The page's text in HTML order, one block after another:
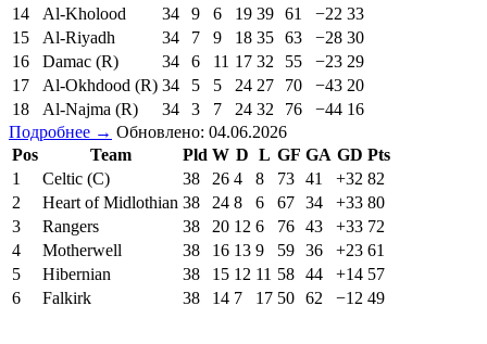
14
Al-Kholood 34 9 6 19 39 61 −22 33
15
Al-Riyadh 34 7 9 18 35 63 −28 30
16
Damac (R) 34 6 11 17 32 55 −23 29
17
Al-Okhdood (R) 34 5 5 24 27 70 −43 20
18
Al-Najma (R) 34 3 7 24 32 76 −44 16
Подробнее → Обновлено: 04.06.2026
Pos
Team Pld W D L GF GA GD Pts
1
Celtic (C) 38 26 4 8 73 41 +32 82
2
Heart of Midlothian 38 24 8 6 67 34 +33 80
3
Rangers 38 20 12 6 76 43 +33 72
4
Motherwell 38 16 13 9 59 36 +23 61
5
Hibernian 38 15 12 11 58 44 +14 57
6
Falkirk 38 14 7 17 50 62 −12 49